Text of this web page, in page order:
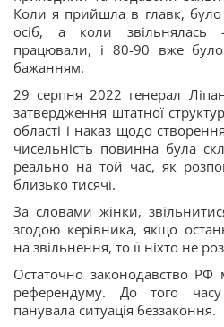
Коли я прийшла в главк,
осіб, а коли
працювали, і 80-90 вже
бажанням.
29 серпня 2022 генерал
затвердження штатної
області і наказ щодо
чисельність повинна була
реально на той час, як
близько тисячі.
За словами жінки,
згодою керівника, якщо
на звільнення, то її ніхто не
Остаточно законодавство РФ
референдуму. До того
панувала ситуація беззаконня.